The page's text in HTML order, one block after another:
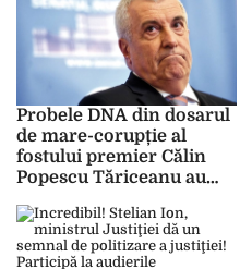
a deciz definitiv în
defavoarea acestuia
Probele DNA din dosarul
de mare-corupție al
fostului premier Călin
Popescu Tăriceanu au
poate fi trimis în judecată